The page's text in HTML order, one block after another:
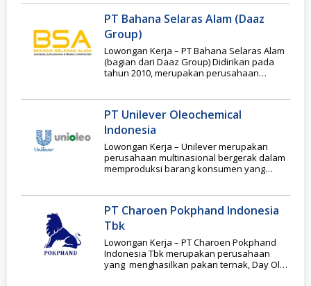
PT Bahana Selaras Alam (Daaz
Group)
Lowongan Kerja – PT Bahana Selaras Alam
(bagian dari Daaz Group) Didirikan pada
tahun 2010, merupakan perusahaan
PT Unilever Oleochemical
Indonesia
Lowongan Kerja – Unilever merupakan
perusahaan multinasional bergerak dalam
memproduksi barang konsumen yang
PT Charoen Pokphand Indonesia
Tbk
Lowongan Kerja – PT Charoen Pokphand
Indonesia Tbk merupakan perusahaan
yang menghasilkan pakan ternak, Day Old